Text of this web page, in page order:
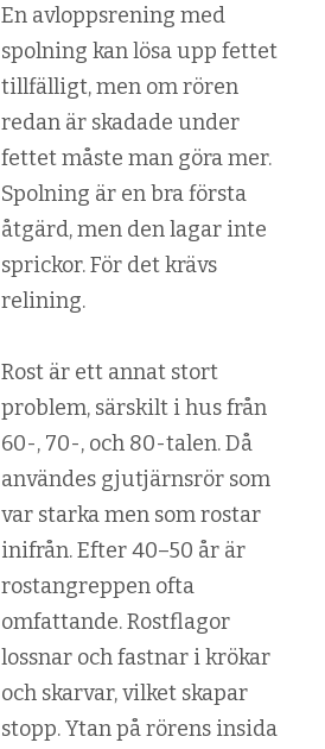
En avloppsrening med
spolning kan lösa upp fettet
tillfälligt, men om rören
redan är skadade under
fettet måste man göra mer.
Spolning är en bra första
åtgärd, men den lagar inte
sprickor. För det krävs
relining.
Rost är ett annat stort
problem, särskilt i hus från
60-, 70-, och 80-talen. Då
användes gjutjärnsrör som
var starka men som rostar
inifrån. Efter 40–50 år är
rostangreppen ofta
omfattande. Rostflagor
lossnar och fastnar i krökar
och skarvar, vilket skapar
stopp. Ytan på rörens insida